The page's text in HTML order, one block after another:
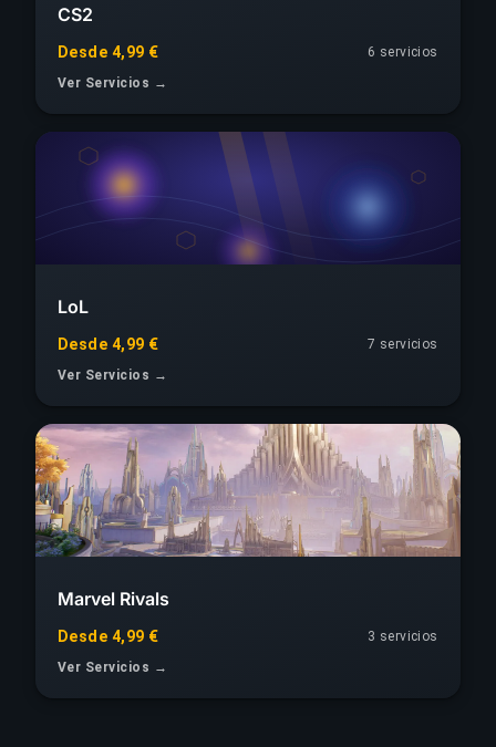
CS2
Desde 4,99 €
6 servicios
Ver Servicios →
LoL
Desde 4,99 €
7 servicios
Ver Servicios →
Marvel Rivals
Desde 4,99 €
3 servicios
Ver Servicios →